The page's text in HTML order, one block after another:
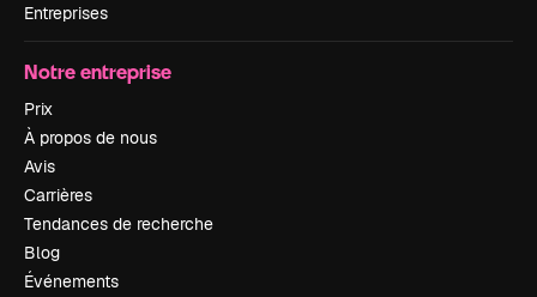
Entreprises
Notre entreprise
Prix
À propos de nous
Avis
Carrières
Tendances de recherche
Blog
Événements